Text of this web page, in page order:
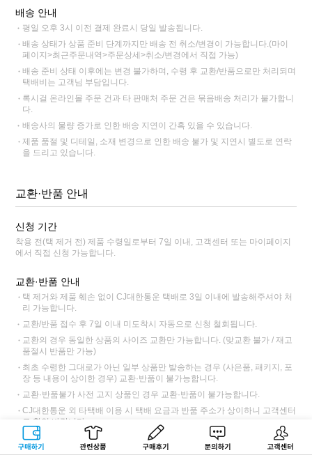
구매하기 관련상품 상품후기 문의하기 고객센터
배송 안내
평일 오후 3시 이전 결제 완료시 당일 발송됩니다.
배송 상태가 상품 준비 단계까지만 배송 전 취소/변경이 가능합니다.(마이
페이지>최근주문내역>주문상세>취소/변경에서 직접 가능)
배송 준비 상태 이후에는 변경 불가하며, 수령 후 교환/반품으로만 처리되며
택배비는 고객님 부담입니다.
록시걸 온라인몰 주문 건과 타 판매처 주문 건은 묶음배송 처리가 불가합니
다.
배송사의 물량 증가로 인한 배송 지연이 간혹 있을 수 있습니다.
제품 품절 및 디테일, 소재 변경으로 인한 배송 불가 및 지연시 별도로 연락
을 드리고 있습니다.
교환·반품 안내
신청 기간
착용 전(택 제거 전) 제품 수령일로부터 7일 이내, 고객센터 또는 마이페이지
에서 직접 신청 가능합니다.
교환·반품 안내
택 제거와 제품 훼손 없이 CJ대한통운 택배로 3일 이내에 발송해주셔야 처
리 가능합니다.
교환/반품 접수 후 7일 이내 미도착시 자동으로 신청 철회됩니다.
교환의 경우 동일한 상품의 사이즈 교환만 가능합니다. (맞교환 불가 / 재고
품절시 반품만 가능)
최초 수령한 그대로가 아닌 일부 상품만 발송하는 경우 (사은품, 패키지, 포
장 등 내용이 상이한 경우) 교환·반품이 불가능합니다.
교환·반품불가 사전 고지 상품인 경우 교환·반품이 불가능합니다.
CJ대한통운 외 타택배 이용 시 택배 요금과 반품 주소가 상이하니 고객센터
로 확인 바랍니다.